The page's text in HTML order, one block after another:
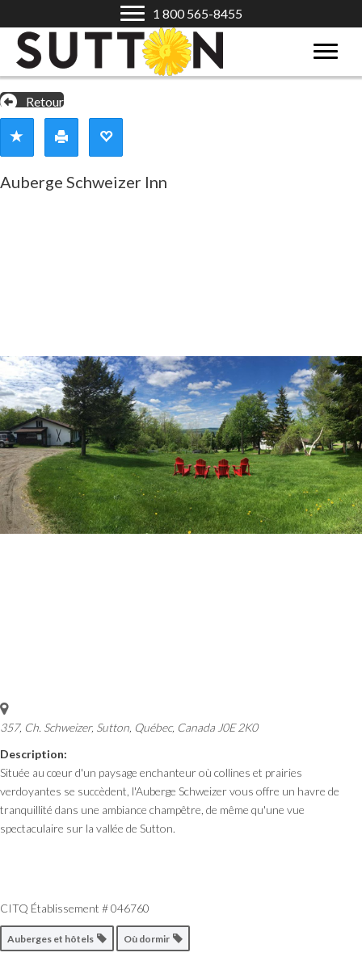
1 800 565-8455
Retour
Auberge Schweizer Inn
357, Ch. Schweizer, Sutton, Québec, Canada J0E 2K0
Description:
Située au cœur d'un paysage enchanteur où collines et prairies
verdoyantes se succèdent, l'Auberge Schweizer vous offre un havre de
tranquillité dans une ambiance champêtre, de même qu'une vue
spectaculaire sur la vallée de Sutton.
CITQ Établissement # 046760
Auberges et hôtels Où dormir